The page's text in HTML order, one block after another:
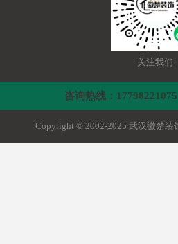
关注我们
咨询热线：
Copyright © 2002-2025 武汉徽楚装